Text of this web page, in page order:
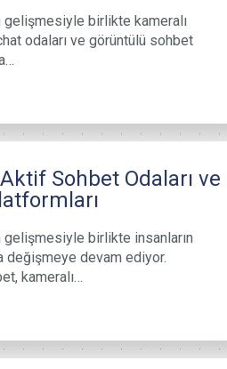
birlikte kameralı
odaları ve görüntülü sohbet
Sohbet Odaları ve
birlikte insanların
değişmeye devam ediyor.
kameralı…